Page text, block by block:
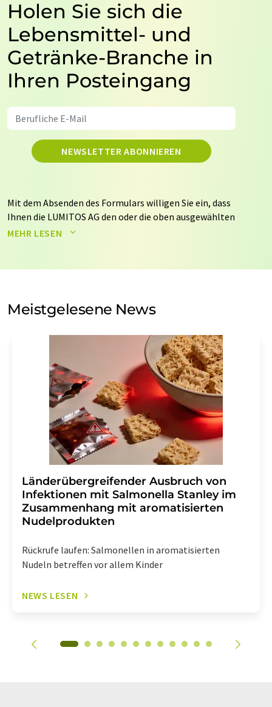
Holen Sie sich die
Lebensmittel- und
Getränke-Branche in
Ihren Posteingang
NEWSLETTER ABONNIEREN
Mit dem Absenden des Formulars willigen Sie ein, dass
Ihnen die LUMITOS AG den oder die oben ausgewählten
Newsletter per E-Mail zusendet. Ihre Daten werden
auf Basis unsererDatenschutzerklärung. LUMITOS darf
Meinungsforschung per E-Mail kontaktieren. Ihre
Einwilligung können Sie jederzeit ohne Angabe von
Str. 2, 12489 Berlin oder per E-Mail unter
mit Wirkung für die Zukunft
widerrufen. Zudem ist in jeder E-Mail ein Link zur
Abbestellung des entsprechenden Newsletters
enthalten.
MEHR LESEN
Meistgelesene News
Länderübergreifender Ausbruch von
Infektionen mit Salmonella Stanley im
Zusammenhang mit aromatisierten
Nudelprodukten
Rückrufe laufen: Salmonellen in aromatisierten
Nudeln betreffen vor allem Kinder
NEWS LESEN